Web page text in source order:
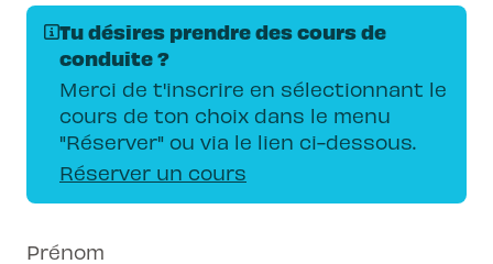
Tu désires prendre des cours de
conduite ?
Merci de t'inscrire en sélectionnant le
cours de ton choix dans le menu
"Réserver" ou via le lien ci-dessous.
Réserver un cours
Prénom